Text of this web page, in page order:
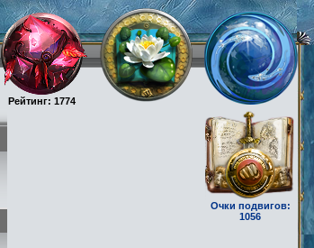
Рейтинг: 1774
Очки подвигов:
1056